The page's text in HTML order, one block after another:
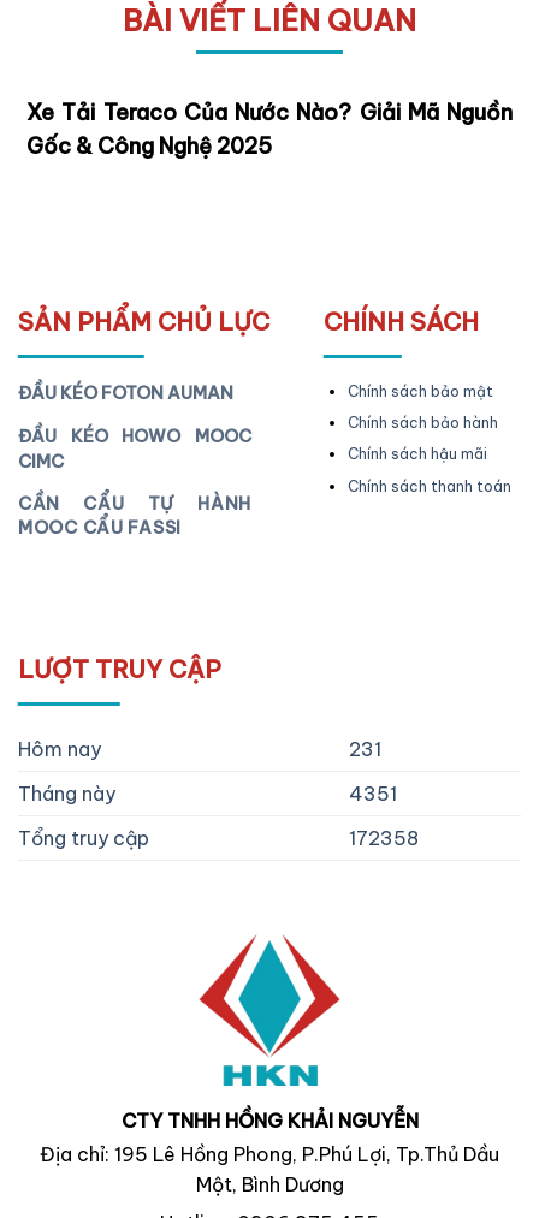
BÀI VIẾT LIÊN QUAN
Xe Tải Teraco Của Nước Nào? Giải Mã Nguồn
Gốc & Công Nghệ 2025
SẢN PHẨM CHỦ LỰC
ĐẦU KÉO FOTON AUMAN
ĐẦU KÉO HOWO MOOC
CIMC
CẦN CẨU TỰ HÀNH
MOOC CẨU FASSI
CHÍNH SÁCH
Chính sách bảo mật
Chính sách bảo hành
Chính sách hậu mãi
Chính sách thanh toán
LƯỢT TRUY CẬP
Hôm nay
231
Tháng này
4351
Tổng truy cập
172358
CTY TNHH HỒNG KHẢI NGUYỄN
Địa chỉ: 195 Lê Hồng Phong, P.Phú Lợi, Tp.Thủ Dầu
Một, Bình Dương